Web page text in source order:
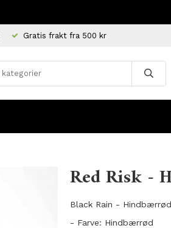
Gratis frakt fra 500 kr
Red Risk -
Black Rain -
- Farve: Hindbærrød